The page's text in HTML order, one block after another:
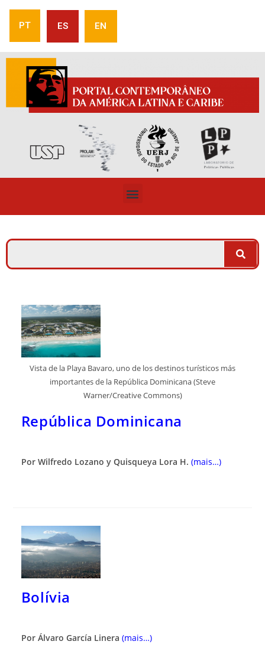
PT ES EN
Vista de la Playa Bavaro, uno de los destinos turísticos más
importantes de la República Dominicana (Steve
Warner/Creative Commons)
República Dominicana
Por Wilfredo Lozano y Quisqueya Lora H. (mais…)
Bolívia
Por Álvaro García Linera (mais…)